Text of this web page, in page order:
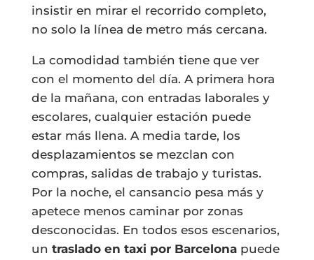
insistir en mirar el recorrido completo,
no solo la línea de metro más cercana.
La comodidad también tiene que ver
con el momento del día. A primera hora
de la mañana, con entradas laborales y
escolares, cualquier estación puede
estar más llena. A media tarde, los
desplazamientos se mezclan con
compras, salidas de trabajo y turistas.
Por la noche, el cansancio pesa más y
apetece menos caminar por zonas
desconocidas. En todos esos escenarios,
un traslado en taxi por Barcelonapuede